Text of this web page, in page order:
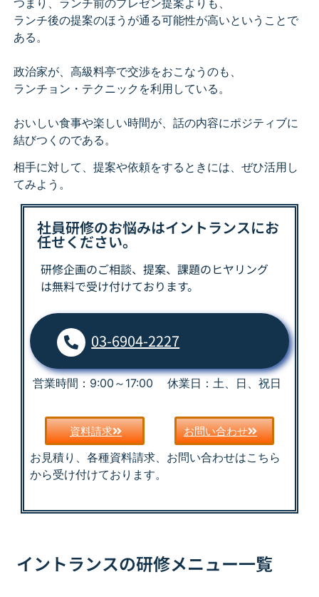
ランチ後の提案のほうが通る可能性が高いということで
ある。
政治家が、高級料亭で交渉をおこなうのも、
ランチョン・テクニックを利用している。
おいしい食事や楽しい時間が、話の内容にポジティブに
結びつくのである。
相手に対して、提案や依頼をするときには、ぜひ活用し
てみよう。
社員研修のお悩みはイントランスにお
任せください。
研修企画のご相談、提案、課題のヒヤリング
は無料で受け付けております。
03-6904-2227
営業時間：9:00～17:00 休業日：土、日、祝日
資料請求 お問い合わせ
お見積り、各種資料請求、お問い合わせはこちら
から受け付けております。
イントランスの研修メニュー一覧